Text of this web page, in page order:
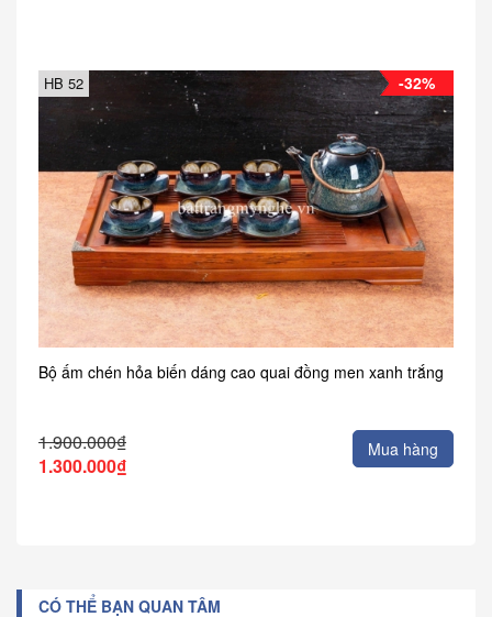
-32%
HB 52
Bộ ấm chén hỏa biến dáng cao quai đồng men xanh trắng
1.900.000₫
1.300.000₫
Mua hàng
CÓ THỂ BẠN QUAN TÂM